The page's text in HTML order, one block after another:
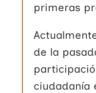
primeras
de la
ciudadanía